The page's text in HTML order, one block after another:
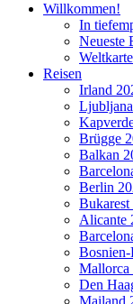
Willkommen!
In
Neueste
Weltkarte
Reisen
Irland
Brügge
Balkan
Berlin
Bukarest
Alicante
Mallorca
Den